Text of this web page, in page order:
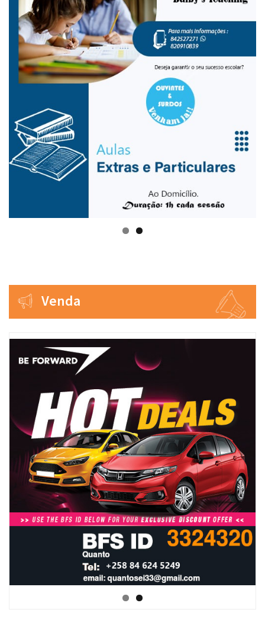
Venda